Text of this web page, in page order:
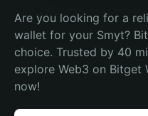
Are you looking for a
wallet for your Smyt?
choice. Trusted by 40
explore Web3 on Bitget
now!